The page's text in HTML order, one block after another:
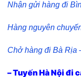
Nhận gửi hàng đi
Hàng nguyên
Chở hàng đi Bà Rịa
– Tuyến Hà Nội đi